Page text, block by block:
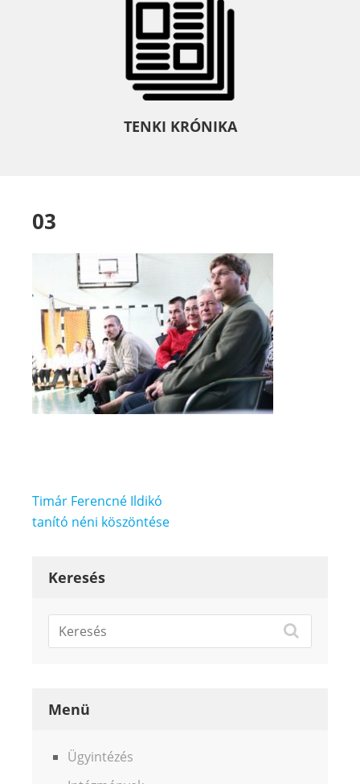
TENKI KRÓNIKA
03
Bejegyzés
navigáció
Timár Ferencné Ildikó
tanító néni köszöntése
Keresés
Menü
Ügyintézés